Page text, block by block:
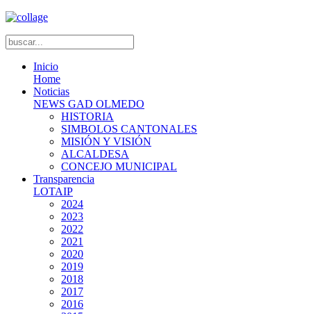
Inicio
Home
Noticias
NEWS GAD OLMEDO
HISTORIA
SIMBOLOS CANTONALES
MISIÓN Y VISIÓN
ALCALDESA
CONCEJO MUNICIPAL
Transparencia
LOTAIP
2024
2023
2022
2021
2020
2019
2018
2017
2016